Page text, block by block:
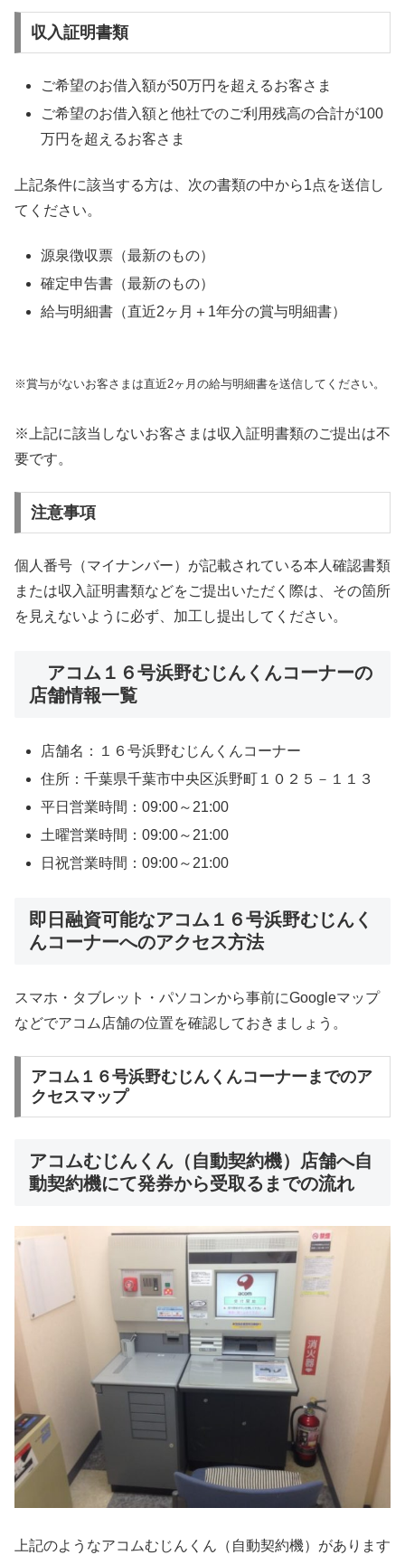
収入証明書類
ご希望のお借入額が50万円を超えるお客さま
ご希望のお借入額と他社でのご利用残高の合計が100
万円を超えるお客さま
上記条件に該当する方は、次の書類の中から1点を送信し
てください。
源泉徴収票（最新のもの）
確定申告書（最新のもの）
給与明細書（直近2ヶ月＋1年分の賞与明細書）
※賞与がないお客さまは直近2ヶ月の給与明細書を送信してください。
※上記に該当しないお客さまは収入証明書類のご提出は不
要です。
注意事項
個人番号（マイナンバー）が記載されている本人確認書類
または収入証明書類などをご提出いただく際は、その箇所
を見えないように必ず、加工し提出してください。
アコム１６号浜野むじんくんコーナーの
店舗情報一覧
店舗名：１６号浜野むじんくんコーナー
住所：千葉県千葉市中央区浜野町１０２５－１１３
平日営業時間：09:00～21:00
土曜営業時間：09:00～21:00
日祝営業時間：09:00～21:00
即日融資可能なアコム１６号浜野むじんく
んコーナーへのアクセス方法
スマホ・タブレット・パソコンから事前にGoogleマップ
などでアコム店舗の位置を確認しておきましょう。
アコム１６号浜野むじんくんコーナーまでのア
クセスマップ
アコムむじんくん（自動契約機）店舗へ自
動契約機にて発券から受取るまでの流れ
上記のようなアコムむじんくん（自動契約機）があります